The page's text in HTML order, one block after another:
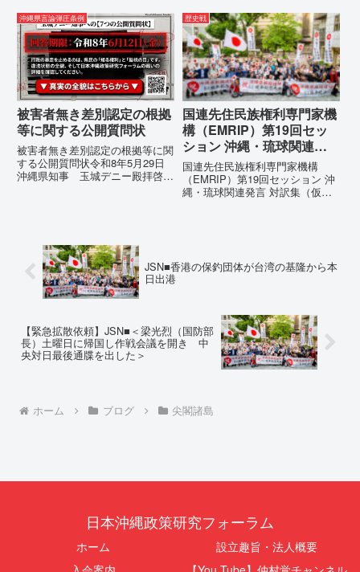
テルを貼りたい本当の理由「なぜ
沖縄県庁は、法を無視してまで私
を封じ込めようとするのか。」そ
の理由は明確です。県政が統治
の...
所：沖縄県那覇市電 話：080-
【陳情03】沖縄県におけるメデ
ィア誤報の放置および行政の不作
為に対する責任追及と再発防...
沖縄県言論弾圧条例
被害者無き差別認定の根拠
等に関する公開質問状
被害者無き差別認定の根拠等に関
する公開質問状令和8年5月29日
沖縄県知事 玉城デニー殿拝啓貴
歴史戦
国連先住民族権利専門家機
構（EMRIP）第19回セッ
ション 沖縄・琉球関連発
言 対訳集（仮訳）
国連先住民族権利専門家機構
（EMRIP）第19回セッション 沖
縄・琉球関連発言 対訳集（仮
JSN■香港の保釣団体が台湾の基隆から本
日出港
【緊急拡散依頼】JSN■＜梁光烈（国防部
長）土曜日に帰国し作戦会議を開き 中
央対日最後通牒を出した＞
ホーム ブログ 尖閣諸島
日本沖縄政策研究フォーラム
ホーム
設立趣旨・法人概要